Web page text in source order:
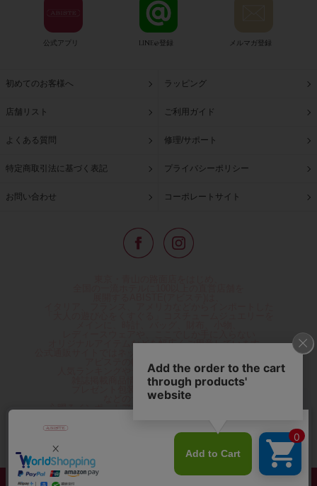
公式アプリ LINE@登録 メルマガ登録
初めてのお客様へ ラッピング
店舗リスト ご利用ガイド
よくある質問 修理/サポート
特定商取引法に基づく表記 プライバシーポリシー
お問い合わせ コーポレートサイト
オリジナルアイテムなどを幅広くご用意しています。
アビステの幅広い商品を取り揃え、
人気ランキングやテレビなどメディア着用商品、
雑誌掲載商品情報を紹介するコンテンツ、
プレゼント包装無料や独自のポイント還元
などのサービスをご提供。
心躍るインポートアクセサリーや時計、小物などで、
夢やときめきを与えられるよう願っています。
◆ギフトラッピング無料/11,000円以上のご注文で送料無料◆
©ABISTE WEB SHOP